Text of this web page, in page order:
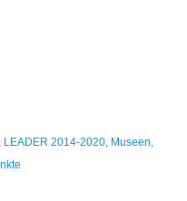
LEADER 2014-2020, Museen,